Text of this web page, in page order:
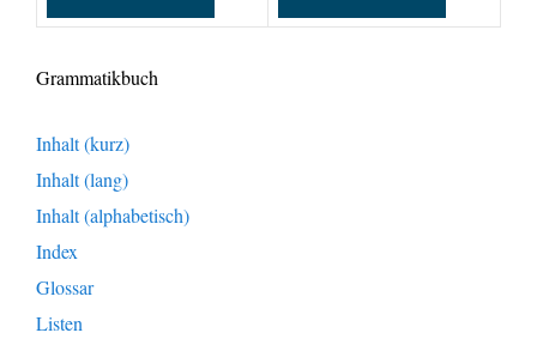
Grammatikbuch
Inhalt (kurz)
Inhalt (lang)
Inhalt (alphabetisch)
Index
Glossar
Listen